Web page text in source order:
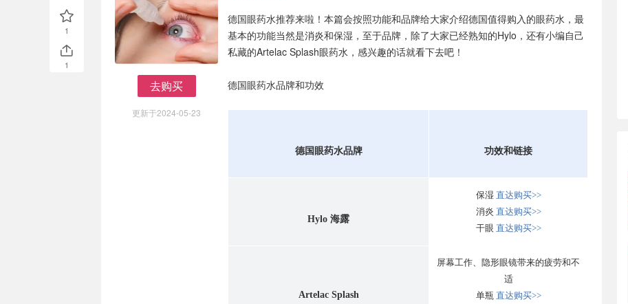
去购买
更新于2024-05-23
德国眼药水推荐来啦！本篇会按照功能和品牌给大家介绍德国值得购入的眼药水，最
基本的功能当然是消炎和保湿，至于品牌，除了大家已经熟知的Hylo，还有小编自己
私藏的Artelac Splash眼药水，感兴趣的话就看下去吧！
德国眼药水品牌和功效
德国眼药水品牌 功效和链接
Hylo 海露
保湿 直达购买>>
消炎 直达购买>>
干眼 直达购买>>
Artelac Splash
屏幕工作、隐形眼镜带来的疲劳和不
适
单瓶 直达购买>>
1
1